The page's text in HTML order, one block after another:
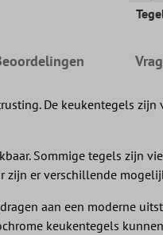
De keukentegels
Sommige tegels zijn
er verschillende
aan een moderne
keukentegels